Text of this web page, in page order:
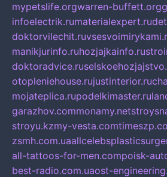
mypetslife.orgwarren-buffett.org
infoelectrik.rumaterialexpert.ru
doktorvilechit.ru
manikjurinfo.ruhozjajkainfo.ru
doktoradvice.ru
otopleniehouse.rujustinterior.ru
mojateplica.rupodelkimaster.ru
garazhov.commonamy.net
stroyu.kzmy-vesta.com
zsmh.com.ua
all-tattoos-for-men.compoisk-
best-radio.com.uaost-